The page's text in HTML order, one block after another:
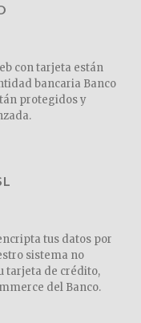
con tarjeta están
bancaria Banco
protegidos y
tus datos por
sistema no
tarjeta de crédito,
del Banco.